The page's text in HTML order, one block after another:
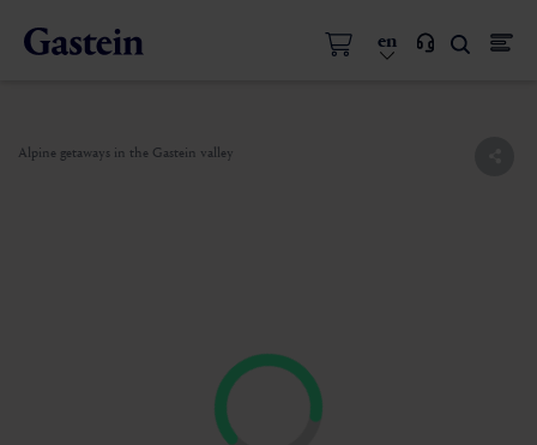
en
Alpine getaways in the Gastein valley